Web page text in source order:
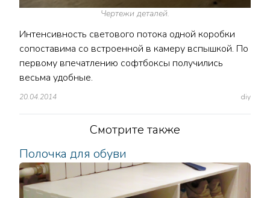
Чертежи деталей.
Интенсивность светового потока одной коробки
сопоставима со встроенной в камеру вспышкой. По
первому впечатлению софтбоксы получились
весьма удобные.
20.04.2014 diy
Смотрите также
Полочка для обуви